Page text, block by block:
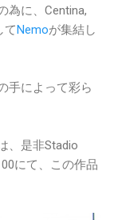
為に、Centina,
てNemoが集結し
手によって彩ら
、是非Stadio
にて、この作品